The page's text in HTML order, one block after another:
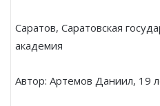
Саратов, Саратовская
академия
Автор: Артемов Даниил, 19